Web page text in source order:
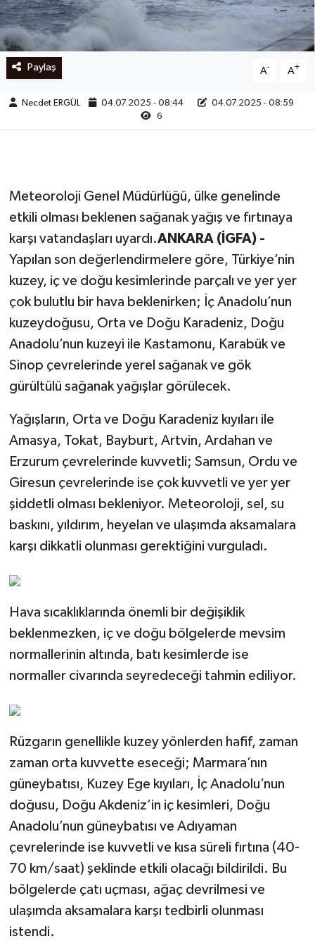
Paylaş A- A+
Necdet ERGÜL 04.07.2025 - 08:44
04.07.2025 - 08:59
6
Meteoroloji Genel Müdürlüğü, ülke genelinde
etkili olması beklenen sağanak yağış ve fırtınaya
karşı vatandaşları uyardı.ANKARA (İGFA) -
Yapılan son değerlendirmelere göre, Türkiye’nin
kuzey, iç ve doğu kesimlerinde parçalı ve yer yer
çok bulutlu bir hava beklenirken; İç Anadolu’nun
kuzeydoğusu, Orta ve Doğu Karadeniz, Doğu
Anadolu’nun kuzeyi ile Kastamonu, Karabük ve
Sinop çevrelerinde yerel sağanak ve gök
gürültülü sağanak yağışlar görülecek.
Yağışların, Orta ve Doğu Karadeniz kıyıları ile
Amasya, Tokat, Bayburt, Artvin, Ardahan ve
Erzurum çevrelerinde kuvvetli; Samsun, Ordu ve
Giresun çevrelerinde ise çok kuvvetli ve yer yer
şiddetli olması bekleniyor. Meteoroloji, sel, su
baskını, yıldırım, heyelan ve ulaşımda aksamalara
karşı dikkatli olunması gerektiğini vurguladı.
Hava sıcaklıklarında önemli bir değişiklik
beklenmezken, iç ve doğu bölgelerde mevsim
normallerinin altında, batı kesimlerde ise
normaller civarında seyredeceği tahmin ediliyor.
Rüzgarın genellikle kuzey yönlerden hafif, zaman
zaman orta kuvvette eseceği; Marmara’nın
güneybatısı, Kuzey Ege kıyıları, İç Anadolu’nun
doğusu, Doğu Akdeniz’in iç kesimleri, Doğu
Anadolu’nun güneybatısı ve Adıyaman
çevrelerinde ise kuvvetli ve kısa süreli fırtına (40-
70 km/saat) şeklinde etkili olacağı bildirildi. Bu
bölgelerde çatı uçması, ağaç devrilmesi ve
ulaşımda aksamalara karşı tedbirli olunması
istendi.
Ege
İzmir
İletişim
Künye